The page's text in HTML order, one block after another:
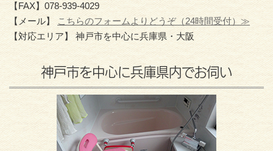
【FAX】078-939-4029
【メール】
こちらのフォームよりどうぞ（24時間受付）≫
【対応エリア】 神戸市を中心に兵庫県・大阪
神戸市を中心に兵庫県内でお伺い